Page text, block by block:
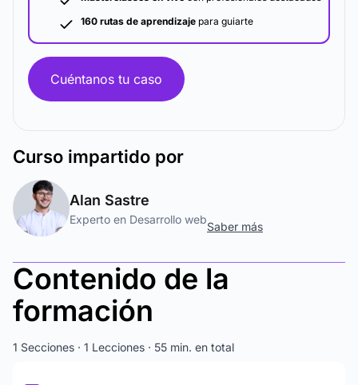
160 rutas de aprendizaje para guiarte
Cuéntanos tu caso
Curso impartido por
Alan Sastre
Experto en Desarrollo web
Saber más
Contenido de la
formación
1 Secciones · 1 Lecciones · 55 min. en total